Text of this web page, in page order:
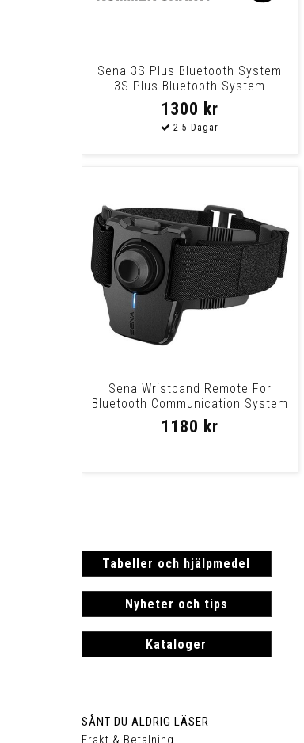
Sena 3S Plus Bluetooth System
3S Plus Bluetooth System
1300 kr
Sena Wristband Remote For
Bluetooth Communication System
Wristband Rem
1180 kr
Tabeller och hjälpmedel
Nyheter och tips
Kataloger
SÅNT DU ALDRIG LÄSER